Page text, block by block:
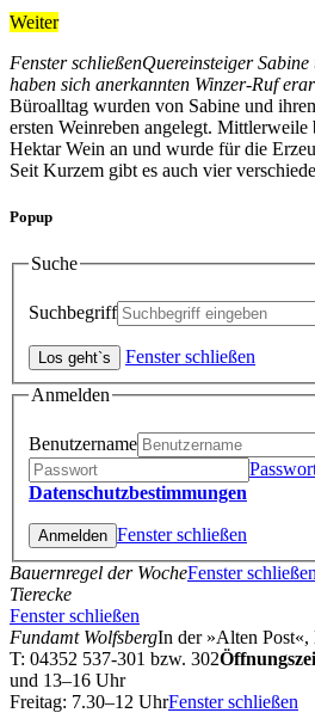
Weiter
Fenster schließenQuereinsteiger
haben sich anerkannten Winzer-Ruf
Büroalltag wurden von Sabine und
ersten Weinreben angelegt. Mittlerweile
Hektar Wein an und wurde für die
Seit Kurzem gibt es auch vier
Popup
Suche
Suchbegriff
Fenster schließen
Anmelden
Benutzername
Datenschutzbestimmungen
Fenster schließen
Bauernregel der WocheFenster schließen
Tierecke
Fenster schließen
Fundamt WolfsbergIn der »Alten Post«,
T: 04352 537-301 bzw. 302
und 13–16 Uhr
Freitag: 7.30–12 UhrFenster schließen